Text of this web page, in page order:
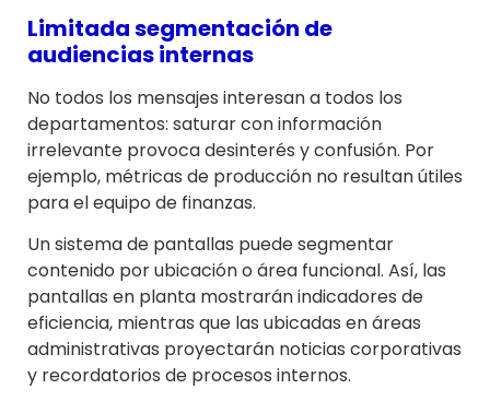
Limitada segmentación de
audiencias internas
No todos los mensajes interesan a todos los
departamentos: saturar con información
irrelevante provoca desinterés y confusión. Por
ejemplo, métricas de producción no resultan útiles
para el equipo de finanzas.
Un sistema de pantallas puede segmentar
contenido por ubicación o área funcional. Así, las
pantallas en planta mostrarán indicadores de
eficiencia, mientras que las ubicadas en áreas
administrativas proyectarán noticias corporativas
y recordatorios de procesos internos.